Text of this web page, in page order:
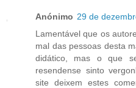
Anónimo 29 de
Lamentável que os
mal das pessoas desta
didático, mas o que
resendense sinto
site deixem estes